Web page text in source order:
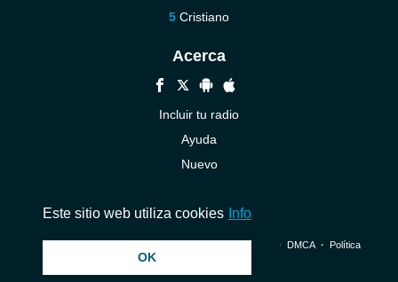
Cristiano
Acerca
Incluir tu radio
Ayuda
Nuevo
© 2026 InstantAudio. Reservados todos los derechos. ・ DMCA・ Política
Este sitio web utiliza cookies Info
OK